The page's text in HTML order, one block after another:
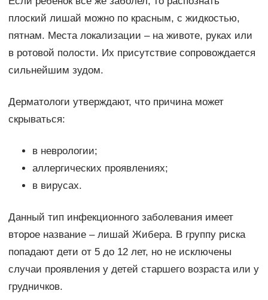
плоский лишай можно по красным, с жидкостью,
пятнам. Места локализации – на животе, руках или
в ротовой полости. Их присутствие сопровождается
сильнейшим зудом.
Дерматологи утверждают, что причина может
скрываться:
в неврологии;
аллергических проявлениях;
в вирусах.
Данный тип инфекционного заболевания имеет
второе название – лишай Жибера. В группу риска
попадают дети от 5 до 12 лет, но не исключены
случаи проявления у детей старшего возраста или у
грудничков.